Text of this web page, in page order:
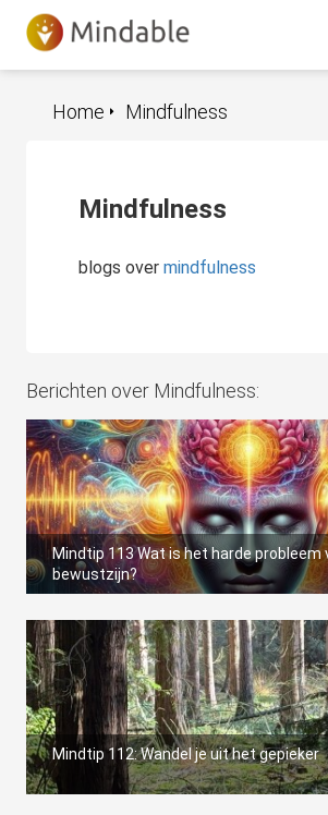
Mindfulness
Home
Mindfulness
blogs over mindfulness
Berichten over Mindfulness:
Mindtip 113 Wat is het harde probleem
bewustzijn?
Mindtip 112: Wandel je uit het gepieker